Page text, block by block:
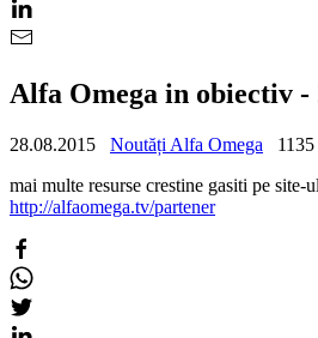
Alfa Omega in obiectiv -
28.08.2015 Noutăți Alfa Omega
1135
mai multe resurse crestine gasiti pe site-ul
http://alfaomega.tv/partener